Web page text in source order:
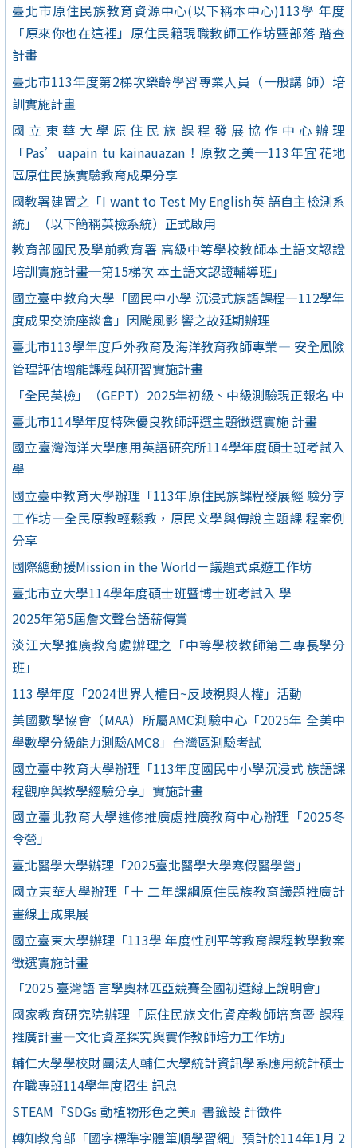
臺北市原住民族教育資源中心(以下稱本中心)113學 年度
「原來你也在這裡」原住民籍現職教師工作坊暨部落 踏查
計畫
臺北市113年度第2梯次樂齡學習專業人員（一般講 師）培
訓實施計畫
國立東華大學原住民族課程發展協作中心辦理
「Pas’uapain tu kainauazan！原教之美─113年宜花地
區原住民族實驗教育成果分享
國教署建置之「I want to Test My English英 語自主檢測系
統」（以下簡稱英檢系統）正式啟用
教育部國民及學前教育署 高級中等學校教師本土語文認證
培訓實施計畫─第15梯次 本土語文認證輔導班」
國立臺中教育大學「國民中小學 沉浸式族語課程—112學年
度成果交流座談會」因颱風影 響之故延期辦理
臺北市113學年度戶外教育及海洋教育教師專業— 安全風險
管理評估增能課程與研習實施計畫
「全民英檢」（GEPT）2025年初級、中級測驗現正報名 中
臺北市114學年度特殊優良教師評選主題徵選實施 計畫
國立臺灣海洋大學應用英語研究所114學年度碩士班考試入
學
國立臺中教育大學辦理「113年原住民族課程發展經 驗分享
工作坊—全民原教輕鬆教，原民文學與傳說主題課 程案例
分享
國際總動援Mission in the World－議題式桌遊工作坊
臺北市立大學114學年度碩士班暨博士班考試入 學
2025年第5屆詹文聲台語薪傳賞
淡江大學推廣教育處辦理之「中等學校教師第二專長學分
班」
113 學年度「2024世界人權日~反歧視與人權」活動
美國數學協會（MAA）所屬AMC測驗中心「2025年 全美中
學數學分級能力測驗AMC8」台灣區測驗考試
國立臺中教育大學辦理「113年度國民中小學沉浸式 族語課
程觀摩與教學經驗分享」實施計畫
國立臺北教育大學進修推廣處推廣教育中心辦理「2025冬
令營」
臺北醫學大學辦理「2025臺北醫學大學寒假醫學營」
國立東華大學辦理「十 二年課綱原住民族教育議題推廣計
畫線上成果展
國立臺東大學辦理「113學 年度性別平等教育課程教學教案
徵選實施計畫
「2025 臺灣語 言學奧林匹亞競賽全國初選線上說明會」
國家教育研究院辦理「原住民族文化資產教師培育暨 課程
推廣計畫—文化資產探究與實作教師培力工作坊」
輔仁大學學校財團法人輔仁大學統計資訊學系應用統計碩士
在職專班114學年度招生 訊息
STEAM『SDGs 動植物形色之美』書籤設 計徵件
轉知教育部「國字標準字體筆順學習網」預計於114年1月 2